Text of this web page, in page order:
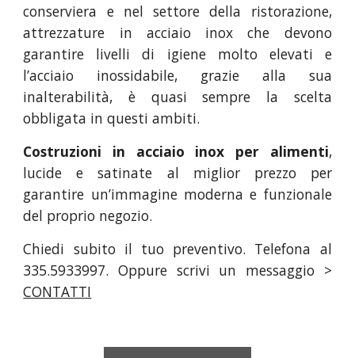
conserviera e nel settore della ristorazione,
attrezzature in acciaio inox che devono
garantire livelli di igiene molto elevati e
l’acciaio inossidabile, grazie alla sua
inalterabilità, è quasi sempre la scelta
obbligata in questi ambiti.
Costruzioni in acciaio inox per alimenti,
lucide e satinate al miglior prezzo per
garantire un’immagine moderna e funzionale
del proprio negozio.
Chiedi subito il tuo preventivo. Telefona al
335.5933997. Oppure scrivi un messaggio >
CONTATTI